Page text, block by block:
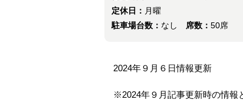
定休日： 月曜
駐車場台数： なし 席数： 50席
2024年９月６日情報更新
※2024年９月記事更新時の情報